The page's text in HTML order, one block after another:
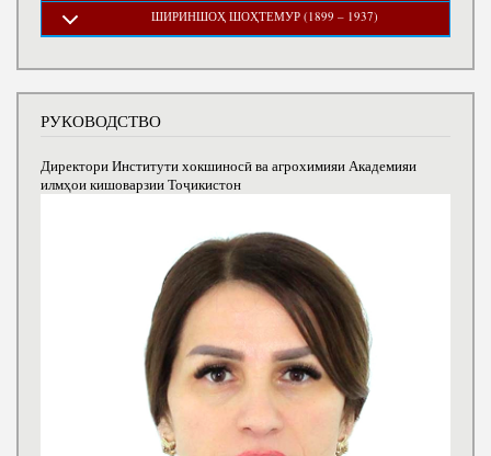
ШИРИНШОҲ ШОҲТЕМУР (1899 – 1937)
РУКОВОДСТВО
Директори Институти хокшиносӣ ва агрохимияи Академияи
илмҳои кишоварзии Тоҷикистон